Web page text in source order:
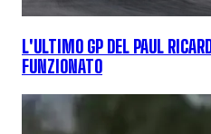
L'ULTIMO GP DEL PAUL
FUNZIONATO